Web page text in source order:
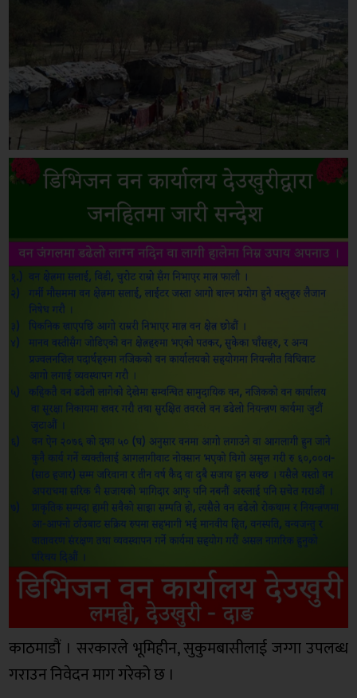
काठमाडौं । सरकारले भूमिहीन, सुकुमबासीलाई जग्गा उपलब्ध
गराउन निवेदन माग गरेको छ ।